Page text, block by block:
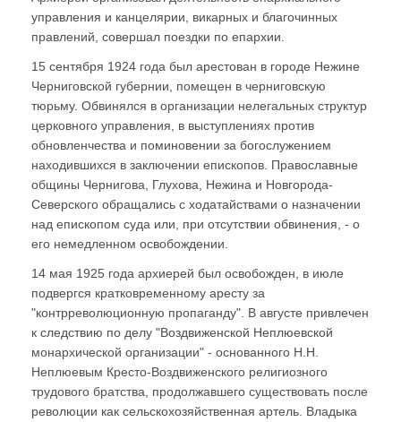
управления и канцелярии, викарных и благочинных
правлений, совершал поездки по епархии.
15 сентября 1924 года был арестован в городе Нежине
Черниговской губернии, помещен в черниговскую
тюрьму. Обвинялся в организации нелегальных структур
церковного управления, в выступлениях против
обновленчества и поминовении за богослужением
находившихся в заключении епископов. Православные
общины Чернигова, Глухова, Нежина и Новгорода-
Северского обращались с ходатайствами о назначении
над епископом суда или, при отсутствии обвинения, - о
его немедленном освобождении.
14 мая 1925 года архиерей был освобожден, в июле
подвергся кратковременному аресту за
"контрреволюционную пропаганду". В августе привлечен
к следствию по делу "Воздвиженской Неплюевской
монархической организации" - основанного Н.Н.
Неплюевым Кресто-Воздвиженского религиозного
трудового братства, продолжавшего существовать после
революции как сельскохозяйственная артель. Владыка